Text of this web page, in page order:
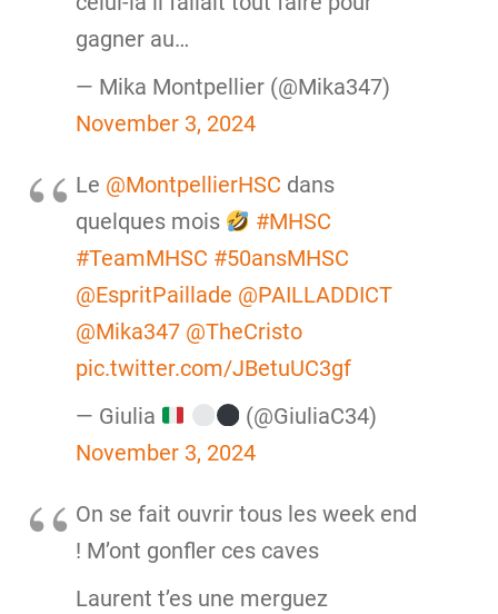
gagner au…
— Mika Montpellier (@Mika347)
November 3, 2024
Le @MontpellierHSC dans
quelques mois
#MHSC
#TeamMHSC #50ansMHSC
@EspritPaillade @PAILLADDICT
@Mika347 @TheCristo
pic.twitter.com/JBetuUC3gf
— Giulia
(@GiuliaC34)
November 3, 2024
On se fait ouvrir tous les week end
! M’ont gonfler ces caves
Laurent t’es une merguez